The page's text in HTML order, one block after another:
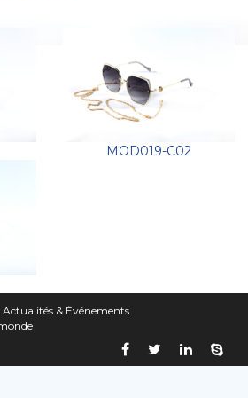
MOD019-C02
Actualités & Événements